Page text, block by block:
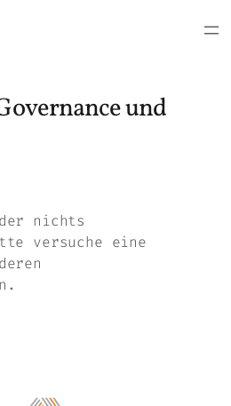
und
nichts
versuche eine